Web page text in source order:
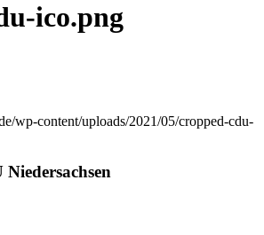
ico.png
wp-content/uploads/2021/05/cropped-cdu-